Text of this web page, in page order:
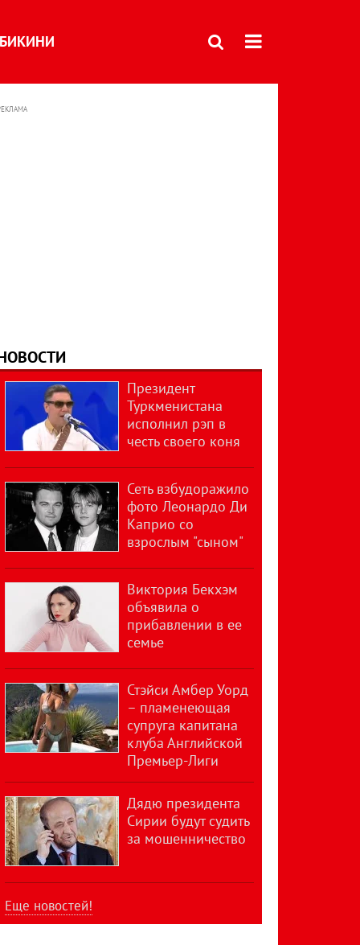
БИКИНИ
Президент
Туркменистана
исполнил рэп в
честь своего коня
Сеть взбудоражило
фото Леонардо Ди
Каприо со
взрослым "сыном"
Виктория Бекхэм
объявила о
прибавлении в ее
семье
Стэйси Амбер Уорд
– пламенеющая
супруга капитана
клуба Английской
Премьер-Лиги
Дядю президента
Сирии будут судить
за мошенничество
Еще новостей!